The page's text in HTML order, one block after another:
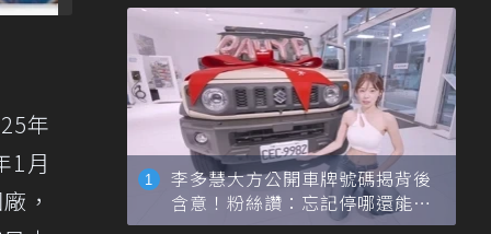
年
1月
，
李多慧大方公開車牌號碼揭背後
含意！粉絲讚：忘記停哪還能幫
忙找車